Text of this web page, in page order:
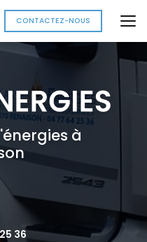
CONTACTEZ-NOUS
à
36